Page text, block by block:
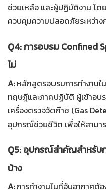
ช่วยเหลือ และผู้ปฏิบัติงาน โด
ควบคุมความปลอดภัยระหว่า
Q4: การอบรม Confined
ไม่
A:หลักสูตรอบรมการทำงานใ
ทฤษฎีและภาคปฏิบัติ ผู้เข้าอบ
เครื่องตรวจวัดก๊าซ (Gas
อุปกรณ์ช่วยชีวิต เพื่อให้สาม
Q5: อุปกรณ์สำคัญสำหรับก
บ้าง
A:การทำงานในที่อับอากาศ